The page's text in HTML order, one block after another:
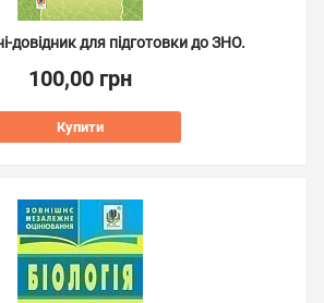
довідник для підготовки до ЗНО.
100,00 грн
Купити